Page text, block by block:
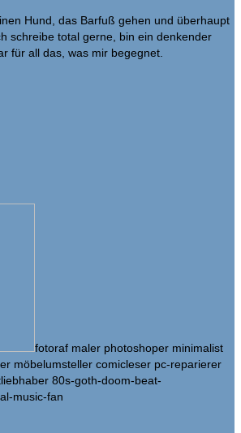
Hund, das Barfuß gehen und überhaupt
schreibe total gerne, bin ein denkender
für all das, was mir begegnet.
fotoraf maler photoshoper minimalist
möbelumsteller comicleser pc-reparierer
80s-goth-doom-beat-
music-fan